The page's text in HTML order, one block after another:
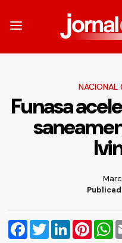
NACIONAL
Funasa
Facebook
TwitterLinkedIn